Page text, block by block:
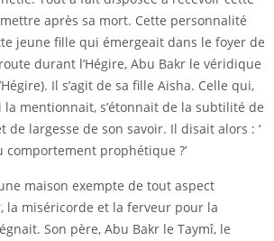
après sa mort. Cette personnalité
jeune fille qui émergeait dans le foyer de
durant l’Hégire, Abu Bakr le véridique
Il s’agit de sa fille Aisha. Celle qui,
la mentionnait, s’étonnait de la subtilité de
de largesse de son savoir. Il disait alors : ‘
comportement prophétique ?’
maison exempte de tout aspect
la miséricorde et la ferveur pour la
Son père, Abu Bakr le Taymî, le